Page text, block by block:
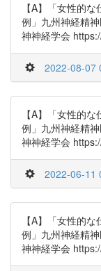
【A】「女性的
例」九州神経精
神神経学会
2022-08-07
【A】「女性的
例」九州神経精
神神経学会
2022-06-11
【A】「女性的
例」九州神経精
神神経学会